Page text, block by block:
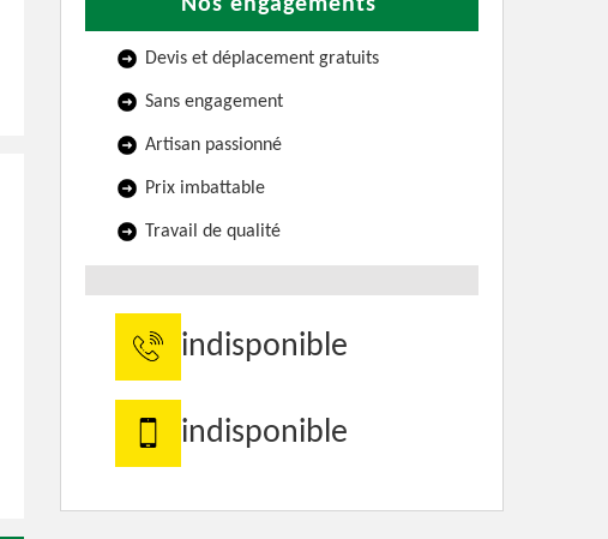
Nos engagements
Devis et déplacement gratuits
Sans engagement
Artisan passionné
Prix imbattable
Travail de qualité
indisponible
indisponible